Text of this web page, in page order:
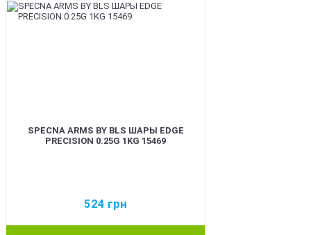
SPECNA ARMS BY BLS ШАРЫ EDGE
PRECISION 0.25G 1KG 15469
524 грн